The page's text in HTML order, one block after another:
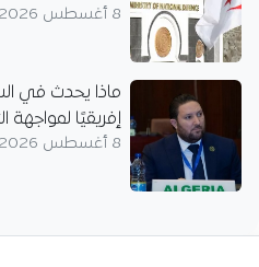
8 أغسطس 2026
ماذا يحدث في
إفريقيًا لمواجهة
8 أغسطس 2026